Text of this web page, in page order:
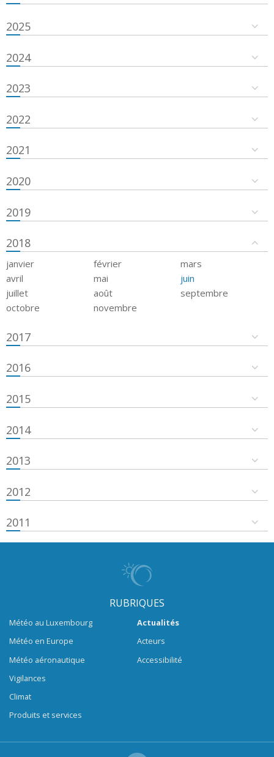
2025
2024
2023
2022
2021
2020
2019
2018
janvier février
mars
avril
mai
juin
juillet
août
septembre
octobre
novembre
2017
2016
2015
2014
2013
2012
2011
RUBRIQUES
Météo au Luxembourg
Météo en Europe
Météo aéronautique
Vigilances
Climat
Produits et services
Actualités
Acteurs
Accessibilité